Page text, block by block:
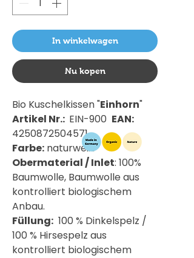
In winkelwagen
Nu kopen
Bio Kuschelkissen "Einhorn"
Artikel Nr.: EIN-900 EAN:
4250872504571
Farbe: naturweiß
Obermaterial / Inlet: 100%
Baumwolle, Baumwolle aus
kontrolliert biologischem
Anbau.
Füllung: 100 % Dinkelspelz /
100 % Hirsespelz aus
kontrolliert biologischem